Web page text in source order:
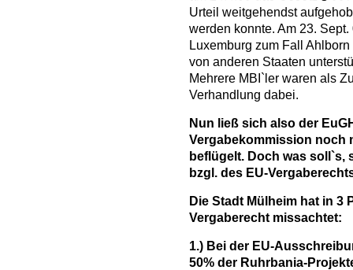
Urteil weitgehendst
werden konnte. Am 23.
Luxemburg zum Fall
von anderen Staaten
Mehrere MBI`ler waren als
Verhandlung dabei.
Nun ließ sich also der
Vergabekommission noch
beflügelt. Doch was soll`s,
bzgl. des EU-
Die Stadt Mülheim hat in 3
Vergaberecht missachtet:
1.) Bei der EU-
50% der Ruhrbania-